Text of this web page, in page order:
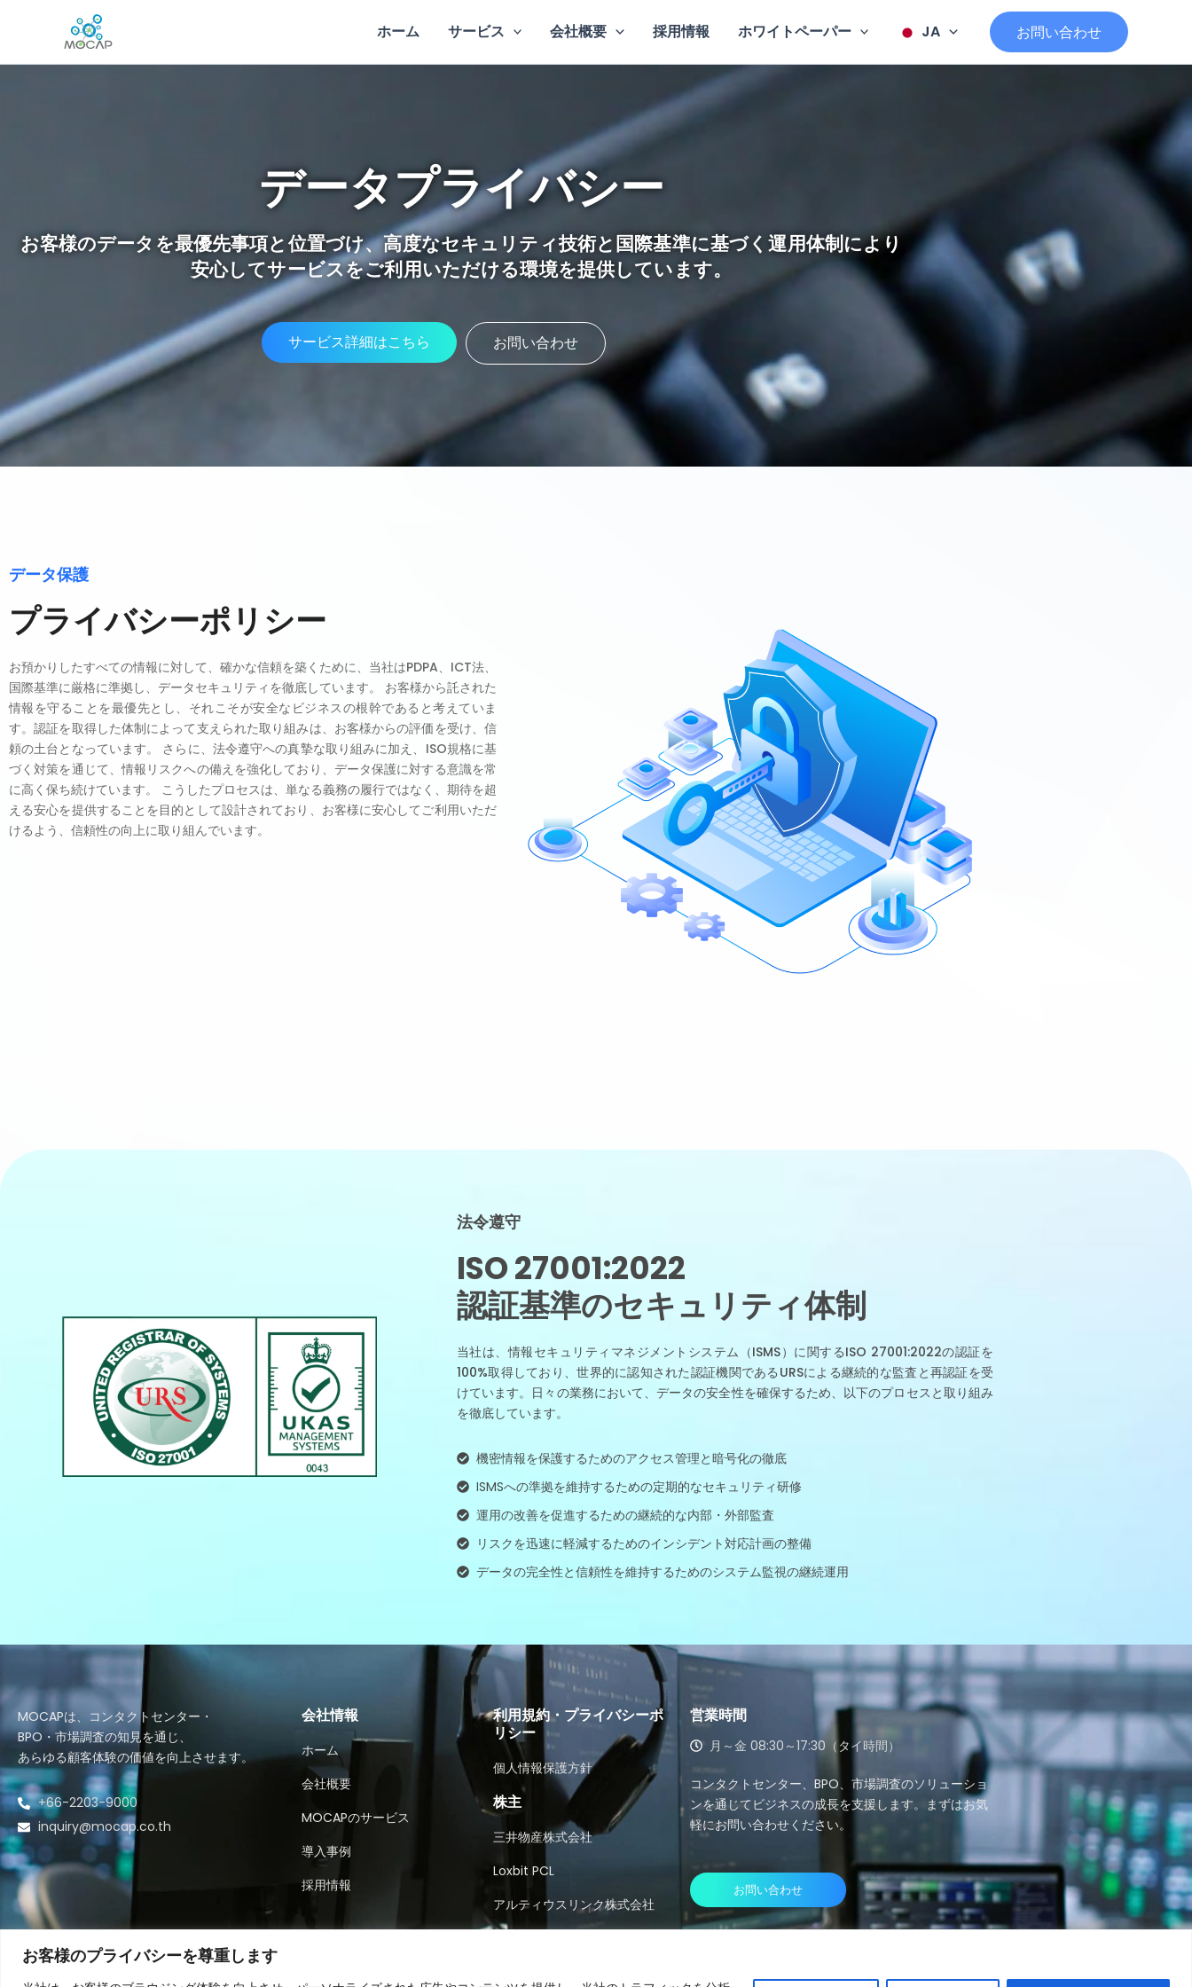
お客様のプライバシーを尊重します
ホーム サービス 会社概要 採用情報 ホワイトペーパー JA お問い合わせ
データプライバシー
お客様のデータを最優先事項と位置づけ、高度なセキュリティ技術と国際基準に基づく運用体制により
安心してサービスをご利用いただける環境を提供しています。
サービス詳細はこちら お問い合わせ
データ保護
プライバシーポリシー
お預かりしたすべての情報に対して、確かな信頼を築くために、当社はPDPA、ICT法、
国際基準に厳格に準拠し、データセキュリティを徹底しています。 お客様から託された
情報を守ることを最優先とし、それこそが安全なビジネスの根幹であると考えていま
す。認証を取得した体制によって支えられた取り組みは、お客様からの評価を受け、信
頼の土台となっています。 さらに、法令遵守への真摯な取り組みに加え、ISO規格に基
づく対策を通じて、情報リスクへの備えを強化しており、データ保護に対する意識を常
に高く保ち続けています。 こうしたプロセスは、単なる義務の履行ではなく、期待を超
える安心を提供することを目的として設計されており、お客様に安心してご利用いただ
けるよう、信頼性の向上に取り組んでいます。
法令遵守
ISO 27001:2022
認証基準のセキュリティ体制
当社は、情報セキュリティマネジメントシステム（ISMS）に関するISO 27001:2022の認証を
100%取得しており、世界的に認知された認証機関であるURSによる継続的な監査と再認証を受
けています。日々の業務において、データの安全性を確保するため、以下のプロセスと取り組み
を徹底しています。
機密情報を保護するためのアクセス管理と暗号化の徹底
ISMSへの準拠を維持するための定期的なセキュリティ研修
運用の改善を促進するための継続的な内部・外部監査
リスクを迅速に軽減するためのインシデント対応計画の整備
データの完全性と信頼性を維持するためのシステム監視の継続運用
MOCAPは、コンタクトセンター・
BPO・市場調査の知見を通じ、
あらゆる顧客体験の価値を向上させます。
+66-2203-9000
inquiry@mocap.co.th
会社情報
ホーム
会社概要
MOCAPのサービス
導入事例
採用情報
利用規約・プライバシーポ
リシー
個人情報保護方針
株主
三井物産株式会社
Loxbit PCL
アルティウスリンク株式会社
営業時間
月～金 08:30～17:30（タイ時間）
コンタクトセンター、BPO、市場調査のソリューショ
ンを通じてビジネスの成長を支援します。まずはお気
軽にお問い合わせください。
お問い合わせ